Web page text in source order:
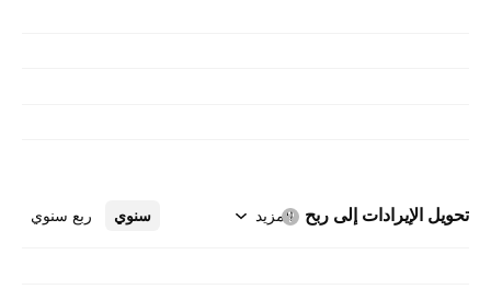
تحويل الإيرادات إلى ربح سنوي ربع سنوي المزيد